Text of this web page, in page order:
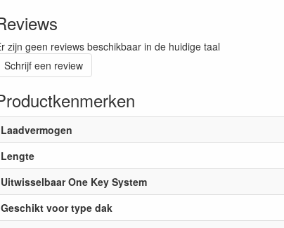
zijn geen reviews beschikbaar in de huidige taal
Schrijf een review
Laadvermogen
Lengte
Uitwisselbaar One Key System
Geschikt voor type dak